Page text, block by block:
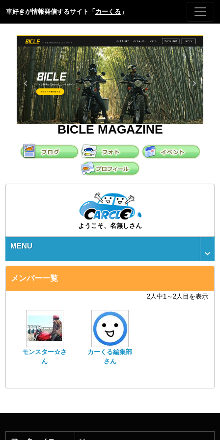
車好きが情報発信するサイト「 カーくる 」
BICLE MAGAZINE
ようこそ、名無しさん
MENU
メンバー一覧
2人中1～2人目を表示
モンスター☆さ
ん
カーくる編集部
さん